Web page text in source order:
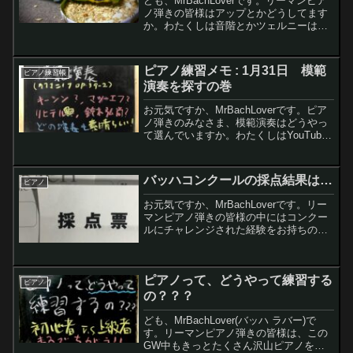
ノ弾きの皆様はアップとかどうしてます
か。わたくしは音階とかツェルニーは一
ーらブルグミュラーもどのレベルまで仕
上げればいい...
ピアノ練習帳
ピアノ練習メモ : 1月31日 模範
演奏を探すの巻
お元気ですか、MrBachLoverです。ピア
ノ弾きのみなさま、模範演奏はどうやっ
て選んでいますか。わたくしはYouTube
の？？？わたくしそりゃあ大事だよ。楽
譜を見る...
ピアノ バッハコンクールの採点結果は…
お元気ですか、MrBachLoverです。リー
マンピアノ弾きの皆様の中にはコンクー
ルにチャレンジされた経験をお持ちの方
てきました。もう採点票3通が届きまし
た〜。早速、講...
ピアノ
ピアノって、どうやって練習する
の？？？
ども、MrBachLover(バッハ ラバー)で
す。リーマンピアノ弾きの皆様は、この
GW中もきっとたくさん沢山ピアノを練